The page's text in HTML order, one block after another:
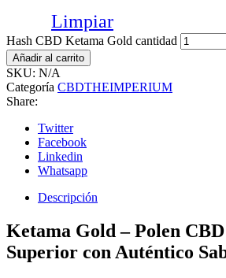
Limpiar
Hash CBD Ketama Gold cantidad
Añadir al carrito
SKU: N/A
Categoría CBDTHEIMPERIUM
Share:
Twitter
Facebook
Linkedin
Whatsapp
Descripción
Ketama Gold – Polen
Superior con Auténtico